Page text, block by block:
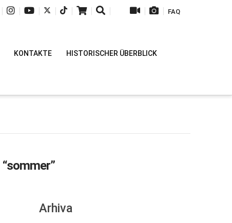
| | | | | | | | | FAQ
KONTAKTE HISTORISCHER ÜBERBLICK
“sommer”
Arhiva